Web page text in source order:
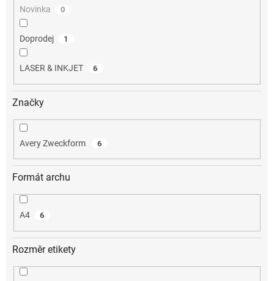
Novinka 0
Doprodej 1
LASER & INKJET 6
Značky
Avery Zweckform 6
Formát archu
A4 6
Rozměr etikety